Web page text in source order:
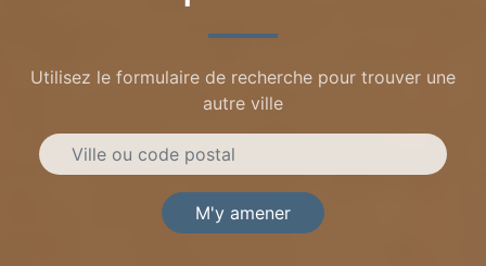
Utilisez le formulaire de recherche pour trouver une
autre ville
M'y amener